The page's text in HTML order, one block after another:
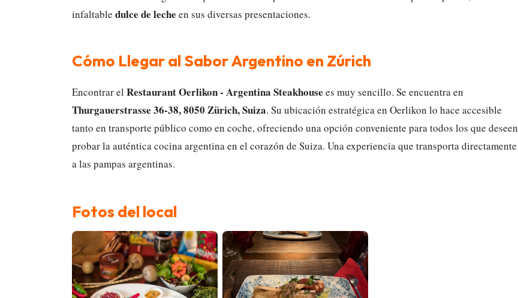
infaltable dulce de leche en sus diversas presentaciones.
Cómo Llegar al Sabor Argentino en Zúrich
Encontrar el Restaurant Oerlikon - Argentina Steakhouse es muy sencillo. Se encuentra en
Thurgauerstrasse 36-38, 8050 Zürich, Suiza. Su ubicación estratégica en Oerlikon lo hace accesible
tanto en transporte público como en coche, ofreciendo una opción conveniente para todos los que deseen
probar la auténtica cocina argentina en el corazón de Suiza. Una experiencia que transporta directamente
a las pampas argentinas.
Fotos del local